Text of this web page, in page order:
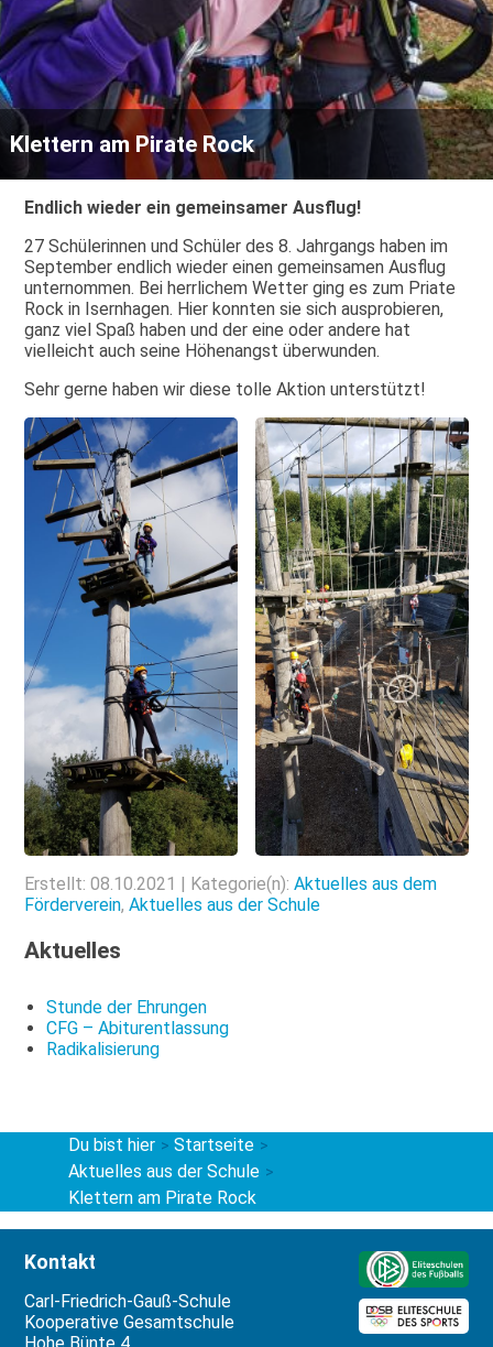
Klettern am Pirate Rock
Endlich wieder ein gemeinsamer Ausflug!
27 Schülerinnen und Schüler des 8. Jahrgangs haben im
September endlich wieder einen gemeinsamen Ausflug
unternommen. Bei herrlichem Wetter ging es zum Priate
Rock in Isernhagen. Hier konnten sie sich ausprobieren,
ganz viel Spaß haben und der eine oder andere hat
vielleicht auch seine Höhenangst überwunden.
Sehr gerne haben wir diese tolle Aktion unterstützt!
Erstellt: 08.10.2021 | Kategorie(n):Aktuelles aus dem
Förderverein,Aktuelles aus der Schule
Aktuelles
Stunde der Ehrungen
CFG – Abiturentlassung
Radikalisierung
Du bist hier > Startseite >
Aktuelles aus der Schule >
Klettern am Pirate Rock
Kontakt
Carl-Friedrich-Gauß-Schule
Kooperative Gesamtschule